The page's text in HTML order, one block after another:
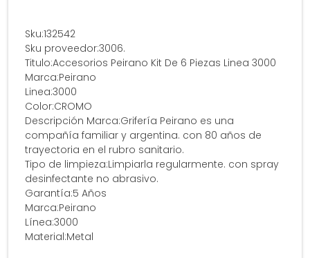
Sku:132542
Sku proveedor:3006.
Titulo:Accesorios Peirano Kit De 6 Piezas Linea 3000
Marca:Peirano
Linea:3000
Color:CROMO
Descripción Marca:Grifería Peirano es una
compañía familiar y argentina. con 80 años de
trayectoria en el rubro sanitario.
Tipo de limpieza:Limpiarla regularmente. con spray
desinfectante no abrasivo.
Garantía:5 Años
Marca:Peirano
Línea:3000
Material:Metal